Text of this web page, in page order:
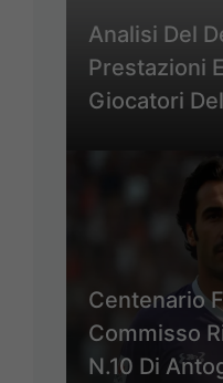
Analisi Del
Prestazioni
Giocatori
Centenario
Commisso
N.10 Di